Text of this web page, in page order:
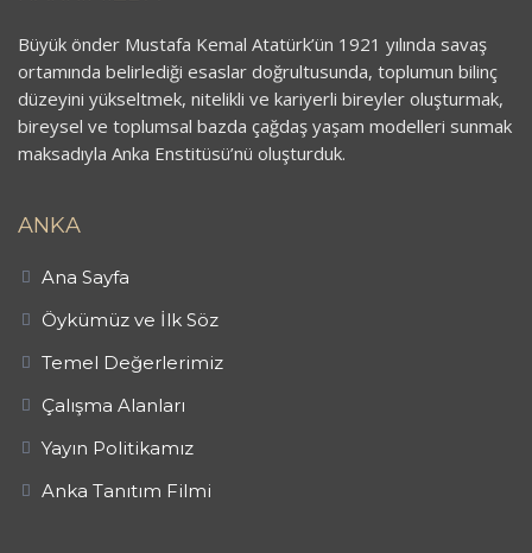
Büyük önder Mustafa Kemal Atatürk’ün 1921 yılında savaş
ortamında belirlediği esaslar doğrultusunda, toplumun bilinç
düzeyini yükseltmek, nitelikli ve kariyerli bireyler oluşturmak,
bireysel ve toplumsal bazda çağdaş yaşam modelleri sunmak
maksadıyla Anka Enstitüsü’nü oluşturduk.
ANKA
Ana Sayfa
Öykümüz ve İlk Söz
Temel Değerlerimiz
Çalışma Alanları
Yayın Politikamız
Anka Tanıtım Filmi